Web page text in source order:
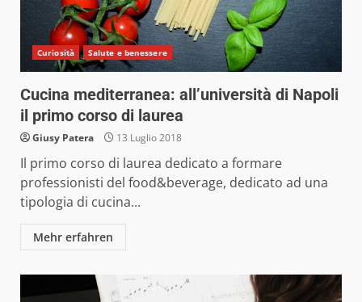
Curiosità Salute e benessere
Cucina mediterranea: all’università di Napoli
il primo corso di laurea
Giusy Patera 13 Luglio 2018
Il primo corso di laurea dedicato a formare
professionisti del food&beverage, dedicato ad una
tipologia di cucina...
Mehr erfahren